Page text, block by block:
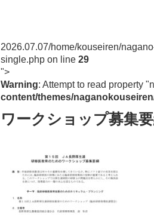
2026.07.07/home/kouseiren/
single.php on line 29
">
Warning: Attempt to read property
content/themes/
ワークショップ募集